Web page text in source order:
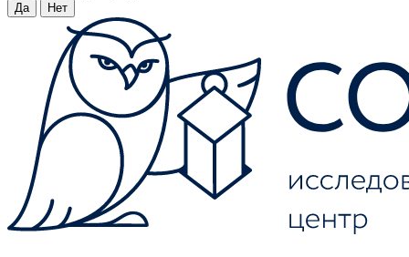
Да Нет